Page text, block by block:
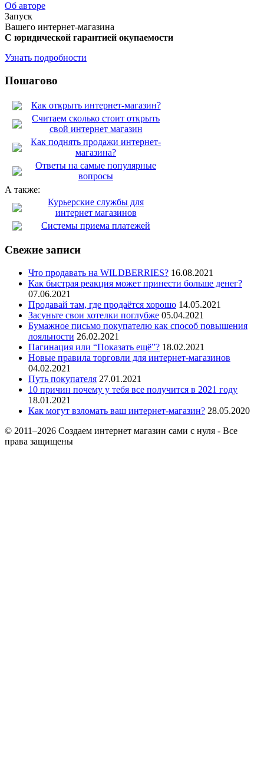
Об авторе
Запуск
Вашего интернет-магазина
С юридической гарантией окупаемости
Узнать подробности
Пошагово
Как открыть интернет-магазин?
Считаем сколько стоит открыть
свой интернет магазин
Как поднять продажи интернет-
магазина?
Ответы на самые популярные
вопросы
А также:
Курьерские службы для
интернет магазинов
Системы приема платежей
Свежие записи
Что продавать на WILDBERRIES? 16.08.2021
Как быстрая реакция может принести больше денег?
07.06.2021
Продавай там, где продаётся хорошо 14.05.2021
Засуньте свои хотелки поглубже 05.04.2021
Бумажное письмо покупателю как способ повышения
лояльности 26.02.2021
Пагинация или “Показать ещё”? 18.02.2021
Новые правила торговли для интернет-магазинов
04.02.2021
Путь покупателя 27.01.2021
10 причин почему у тебя все получится в 2021 году
18.01.2021
Как могут взломать ваш интернет-магазин? 28.05.2020
© 2011–2026 Создаем интернет магазин сами с нуля - Все
права защищены